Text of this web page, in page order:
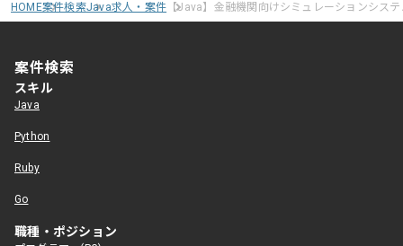
HOME案件検索Java求人・案件 【Java】金融機関向けシミュレーションシス
案件検索
スキル
Java
Python
Ruby
Go
職種・ポジション